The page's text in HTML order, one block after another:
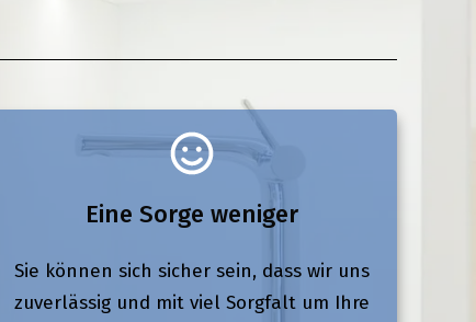
Eine Sorge weniger
Sie können sich sicher sein, dass wir uns
zuverlässig und mit viel Sorgfalt um Ihre